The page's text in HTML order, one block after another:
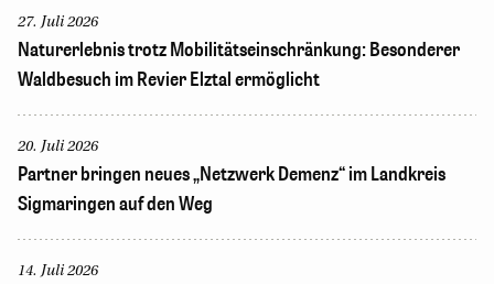
27. Juli 2026
Naturerlebnis trotz Mobilitätseinschränkung: Besonderer
Waldbesuch im Revier Elztal ermöglicht
20. Juli 2026
Partner bringen neues „Netzwerk Demenz“ im Landkreis
Sigmaringen auf den Weg
14. Juli 2026